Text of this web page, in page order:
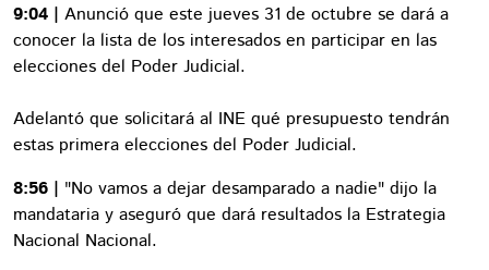
9:04 | Anunció que este jueves 31 de octubre se dará a
conocer la lista de los interesados en participar en las
elecciones del Poder Judicial.
Adelantó que solicitará al INE qué presupuesto tendrán
estas primera elecciones del Poder Judicial.
8:56 | "No vamos a dejar desamparado a nadie" dijo la
mandataria y aseguró que dará resultados la Estrategia
Nacional Nacional.